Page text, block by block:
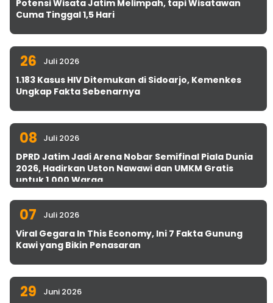
Potensi Wisata Jatim Melimpah, tapi Wisatawan
Cuma Tinggal 1,5 Hari
26 Juli 2026
1.183 Kasus HIV Ditemukan di Sidoarjo, Kemenkes
Ungkap Fakta Sebenarnya
08 Juli 2026
DPRD Jatim Jadi Arena Nobar Semifinal Piala Dunia
2026, Hadirkan Uston Nawawi dan UMKM Gratis
untuk 1.000 Warga
07 Juli 2026
Viral Gegara In This Economy, Ini 7 Fakta Gunung
Kawi yang Bikin Penasaran
29 Juni 2026